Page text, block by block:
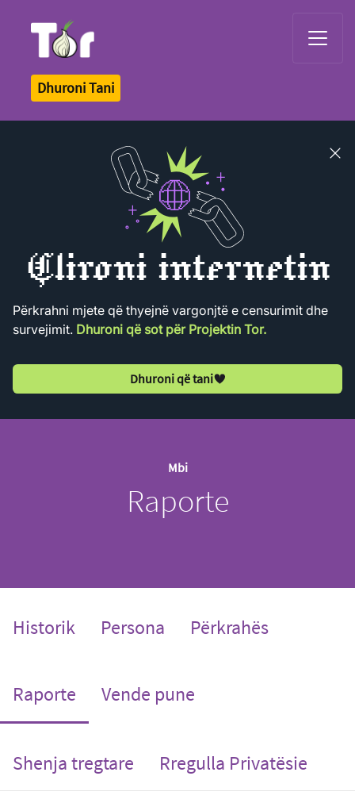
Dhuroni Tani
Çlironi internetin
Përkrahni mjete që thyejnë vargonjtë e censurimit dhe
survejimit. Dhuroni që sot për Projektin Tor.
Dhuroni që tani
Mbi
Raporte
Historik Persona Përkrahës
Raporte (current)
Vende pune
Shenja tregtare Rregulla Privatësie